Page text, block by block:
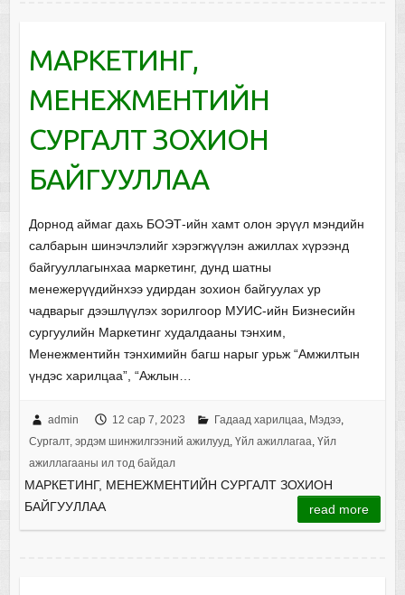
МАРКЕТИНГ,
МЕНЕЖМЕНТИЙН
СУРГАЛТ ЗОХИОН
БАЙГУУЛЛАА
Дорнод аймаг дахь БОЭТ-ийн хамт олон эрүүл мэндийн
салбарын шинэчлэлийг хэрэгжүүлэн ажиллах хүрээнд
байгууллагынхаа маркетинг, дунд шатны
менежерүүдийнхээ удирдан зохион байгуулах ур
чадварыг дээшлүүлэх зорилгоор МУИС-ийн Бизнесийн
сургуулийн Маркетинг худалдааны тэнхим,
Менежментийн тэнхимийн багш нарыг урьж “Амжилтын
үндэс харилцаа”, “Ажлын…
admin 12 сар 7, 2023 Гадаад харилцаа, Мэдээ,
Сургалт, эрдэм шинжилгээний ажилууд, Үйл ажиллагаа, Үйл
ажиллагааны ил тод байдал
МАРКЕТИНГ, МЕНЕЖМЕНТИЙН СУРГАЛТ ЗОХИОН
БАЙГУУЛЛАА
read more